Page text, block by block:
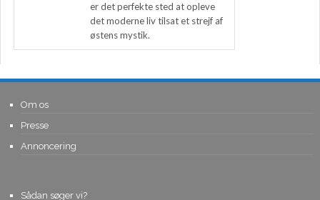
er det perfekte sted at opleve
det moderne liv tilsat et strejf af
østens mystik.
Om os
Presse
Annoncering
Sådan søger vi?